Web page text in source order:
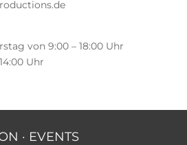
von 9:00 – 18:00 Uhr
Uhr
· EVENTS